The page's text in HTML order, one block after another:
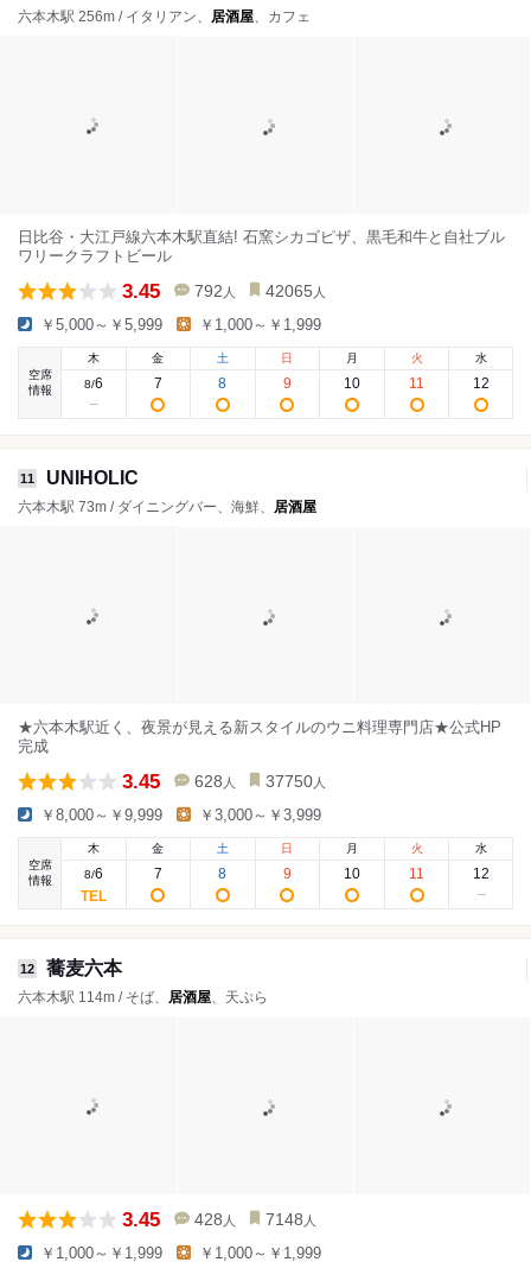
六本木駅 256m / イタリアン、 居酒屋、カフェ
日比谷・大江戸線六本木駅直結! 石窯シカゴピザ、黒毛和牛と自社ブル
ワリークラフトビール
3.45 792 人 42065 人
￥5,000～￥5,999 ￥1,000～￥1,999
空席
情報
木
8/6
金
7
土
8
日
9
月
10
火
11
水
12
11 UNIHOLIC
六本木駅 73m / ダイニングバー、海鮮、 居酒屋
★六本木駅近く、夜景が見える新スタイルのウニ料理専門店★公式HP
完成
3.45 628 人 37750 人
￥8,000～￥9,999 ￥3,000～￥3,999
空席
情報
木
8/6
金
7
土
8
日
9
月
10
火
11
水
12
12 蕎麦六本
六本木駅 114m / そば、 居酒屋、天ぷら
3.45 428 人 7148 人
￥1,000～￥1,999 ￥1,000～￥1,999